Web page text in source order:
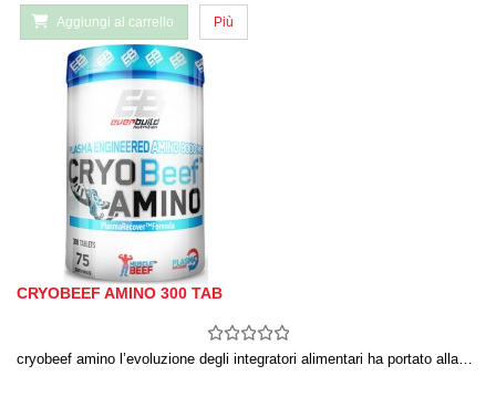
Aggiungi al carrello Più
CRYOBEEF AMINO 300 TAB
cryobeef amino l’evoluzione degli integratori alimentari ha portato alla…